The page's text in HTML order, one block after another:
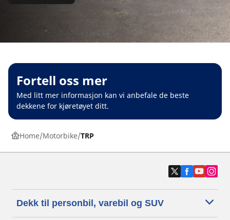
Fortell oss mer
Med litt mer informasjon kan vi anbefale de beste
dekkene for kjøretøyet ditt.
Home Motorbike TRP
Dekk til personbil, varebil og SUV